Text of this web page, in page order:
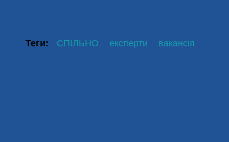
Теги: СПІЛЬНО експерти вакансія